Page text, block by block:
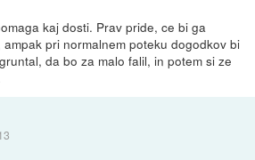
kaj dosti. Prav pride, ce bi ga
pri normalnem poteku dogodkov bi
da bo za malo falil, in potem si ze